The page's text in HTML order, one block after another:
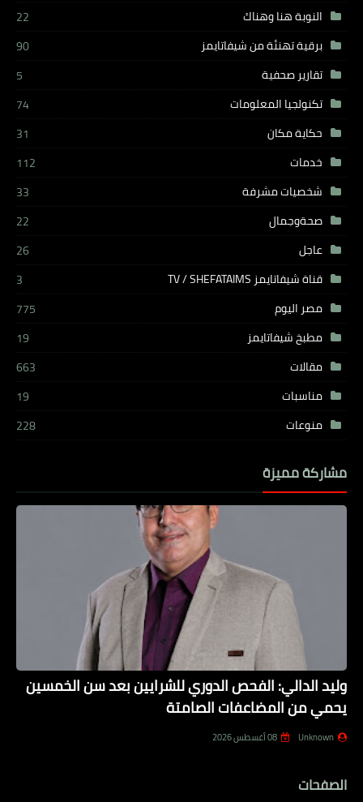
النوبة هنا وهناك
22
برقية تهنئة من شيفاتايمز
90
تقارير صحفية
5
تكنولجيا المعلومات
74
حكاية مكان
31
خدمات
112
شخصيات مشرفة
33
صحةوجمال
22
عاجل
26
قناة شيفاتايمز TV / SHEFATAIMS
3
مصر اليوم
775
مطبخ شيفاتايمز
19
مقالات
663
مناسبات
19
منوعات
228
مشاركة مميزة
وليد الدالي: الفحص الدوري للشرايين بعد سن الخمسين
يحمي من المضاعفات الصامتة
Unknown 08 أغسطس 2026
الصفحات